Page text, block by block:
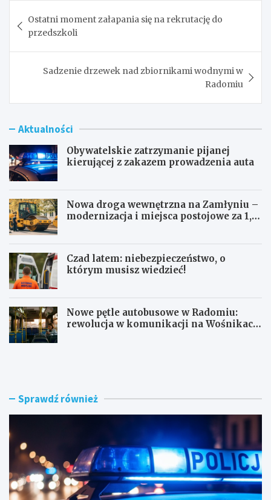
wpisu
Ostatni moment załapania się na rekrutację do
przedszkoli
Sadzenie drzewek nad zbiornikami wodnymi w
Radomiu
Aktualności
Obywatelskie zatrzymanie pijanej
kierującej z zakazem prowadzenia auta
Nowa droga wewnętrzna na Zamłyniu –
modernizacja i miejsca postojowe za 1,1
Czad latem: niebezpieczeństwo, o
którym musisz wiedzieć!
Nowe pętle autobusowe w Radomiu:
rewolucja w komunikacji na Wośnikach,
O
t
s
k
z
a
N
r
a
w
n
ę
Sprawdź również